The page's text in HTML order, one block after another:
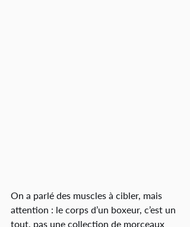
On a parlé des muscles à cibler, mais
attention : le corps d’un boxeur, c’est un
tout, pas une collection de morceaux